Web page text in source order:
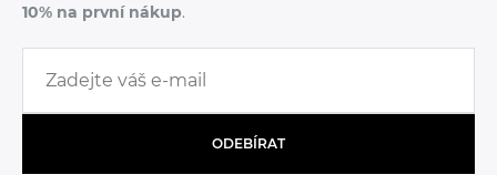
10% na první nákup.
ODEBÍRAT